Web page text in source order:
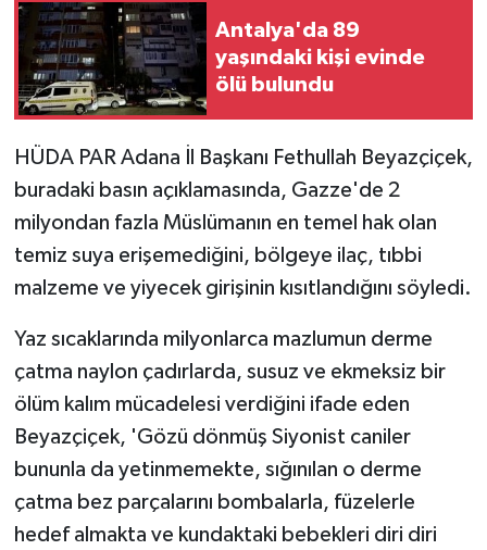
Antalya'da 89
yaşındaki kişi evinde
ölü bulundu
HÜDA PAR Adana İl Başkanı Fethullah Beyazçiçek,
buradaki basın açıklamasında, Gazze'de 2
milyondan fazla Müslümanın en temel hak olan
temiz suya erişemediğini, bölgeye ilaç, tıbbi
malzeme ve yiyecek girişinin kısıtlandığını söyledi.
Yaz sıcaklarında milyonlarca mazlumun derme
çatma naylon çadırlarda, susuz ve ekmeksiz bir
ölüm kalım mücadelesi verdiğini ifade eden
Beyazçiçek, 'Gözü dönmüş Siyonist caniler
bununla da yetinmemekte, sığınılan o derme
çatma bez parçalarını bombalarla, füzelerle
hedef almakta ve kundaktaki bebekleri diri diri